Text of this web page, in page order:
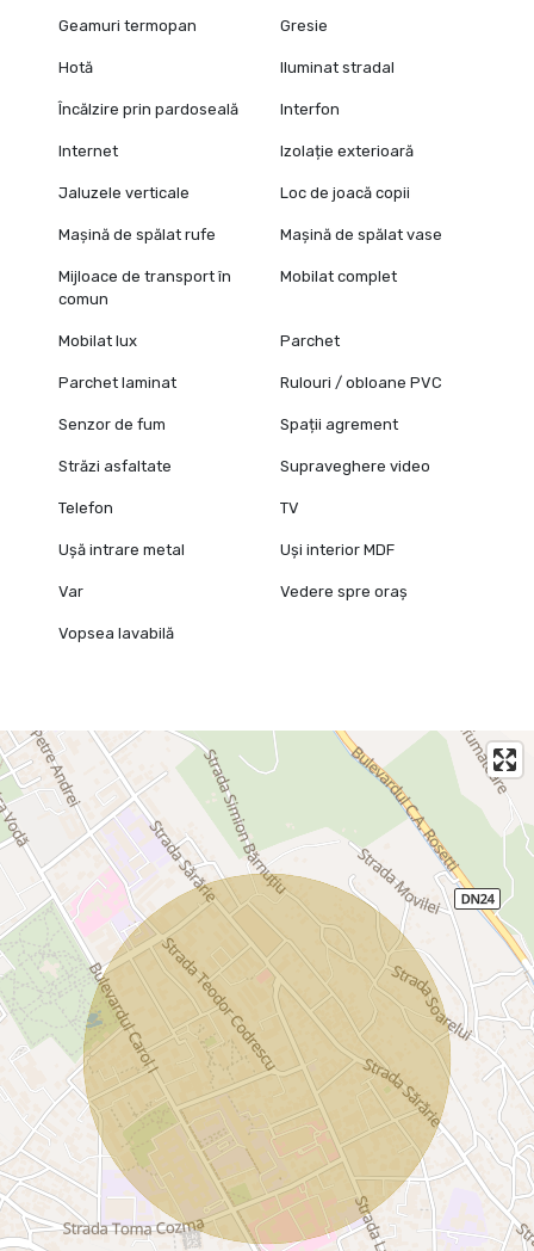
Geamuri termopan Gresie
Hotă Iluminat stradal
Încălzire prin pardoseală Interfon
Internet Izolație exterioară
Jaluzele verticale Loc de joacă copii
Mașină de spălat rufe Mașină de spălat vase
Mijloace de transport în
comun
Mobilat complet
Mobilat lux Parchet
Parchet laminat Rulouri / obloane PVC
Senzor de fum Spații agrement
Străzi asfaltate Supraveghere video
Telefon TV
Ușă intrare metal Uși interior MDF
Var Vedere spre oraș
Vopsea lavabilă